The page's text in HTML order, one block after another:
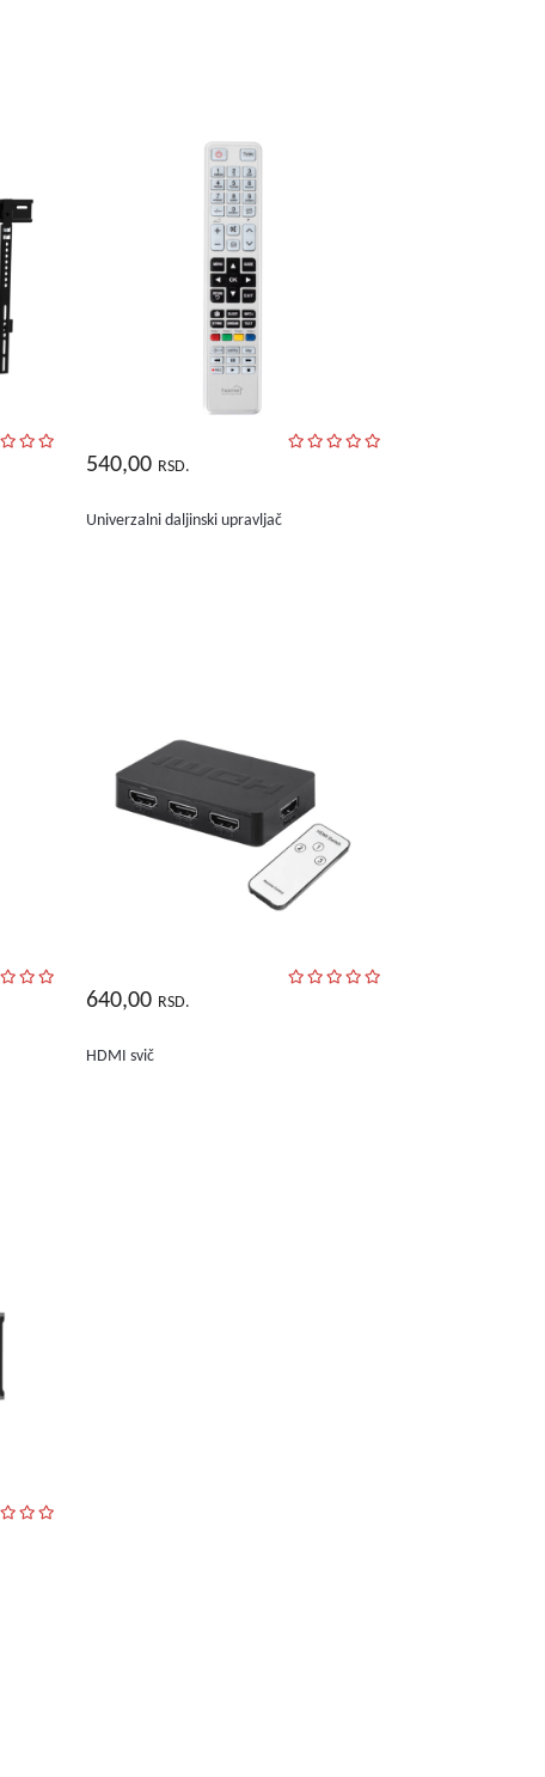
540,00 RSD.
Univerzalni daljinski upravljač
640,00 RSD.
HDMI svič